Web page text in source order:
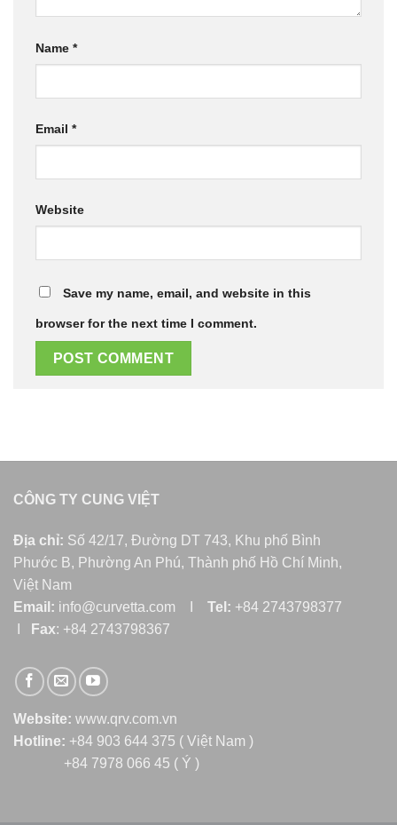
Name *
Email *
Website
Save my name, email, and website in this
browser for the next time I comment.
CÔNG TY CUNG VIỆT
Địa chỉ: Số 42/17, Đường DT 743, Khu phố Bình
Phước B, Phường An Phú, Thành phố Hồ Chí Minh,
Việt Nam
Email: info@curvetta.com I Tel: +84 2743798377
Fax: +84 2743798367
Website: www.qrv.com.vn
Hotline: +84 903 644 375 ( Việt Nam )
+84 7978 066 45 ( Ý )